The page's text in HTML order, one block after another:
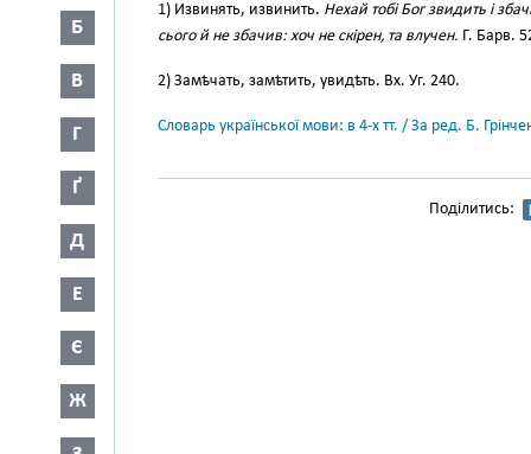
Б
В
Г
Ґ
Д
Е
Є
Ж
1) Извинять, извинить. Нехай тобі Бог звидить і
сього й не збачив: хоч не скірен, та влучен. Г. Барв.
2) Замѣчать, замѣтить, увидѣть. Вх. Уг. 240.
Словарь української мови: в 4-х тт. / За ред. Б.
Поділитись: